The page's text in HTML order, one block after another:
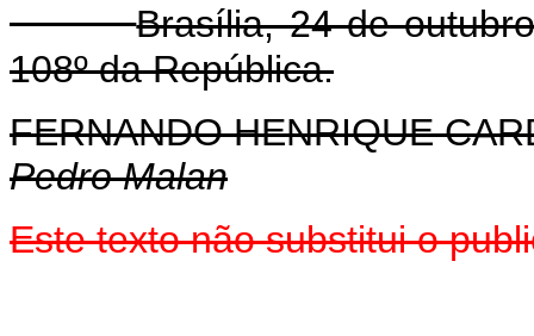
Brasília, 24 de
108º da República.
FERNANDO HENRIQUE
Pedro Malan
Este texto não substitui o